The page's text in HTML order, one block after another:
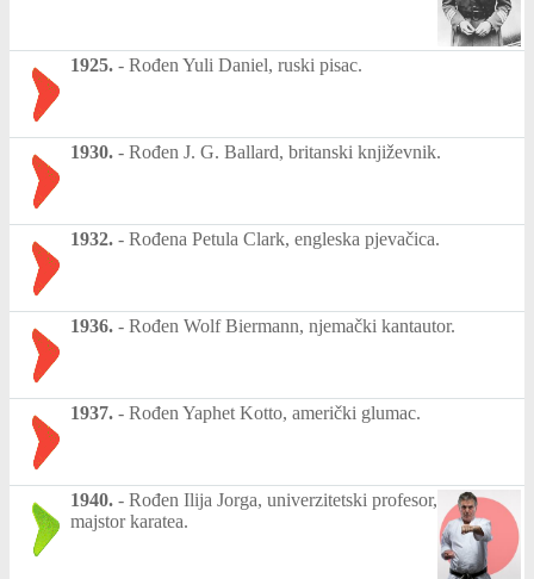
1925. - Rođen Yuli Daniel, ruski pisac.
1930. - Rođen J. G. Ballard, britanski književnik.
1932. - Rođena Petula Clark, engleska pjevačica.
1936. - Rođen Wolf Biermann, njemački kantautor.
1937. - Rođen Yaphet Kotto, američki glumac.
1940. - Rođen Ilija Jorga, univerzitetski profesor,
majstor karatea.